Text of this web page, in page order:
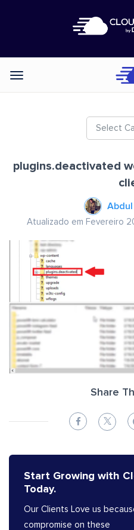
Categories
Select
plugins.deactivated
Abdul
Atualizado em Fevereiro
Share
Start Growing with
Today.
Our Clients Love us
compromise on these